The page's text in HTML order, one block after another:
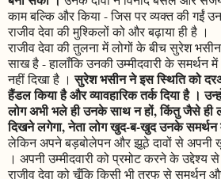
काम बल्कि और किया - जिस पर व्यक्त की गईं
राजीव देवा की मुश्किलों को और बढ़ाया ही है ।
राजीव देवा की तुलना में लोगों के बीच सुरेश भसीन
साख है - हालाँकि उनकी उम्मीदवारी के समर्थन
नहीं दिखा है ।सुरेश भसीन ने इस स्थिति को
हैंडल किया है और व्यावहारिक तर्क दिया है ।
लोग अभी भले ही उनके साथ न हों, किंतु जैसे ही
दिखने लगेगा, नेता लोग खुद-ब-खुद उनके
लेकिन अपने बड़बोलेपन और झूठे दावों से अपनी
। अपनी उम्मीदवारी को प्रमोट करने के उद्देश्य
राजीव देवा को चूँकि किसी भी तरफ से समर्थन